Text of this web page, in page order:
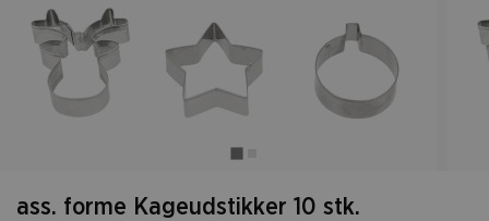
ass. forme Kageudstikker 10 stk.